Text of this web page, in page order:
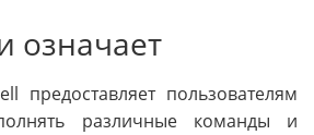
означает
предоставляет пользователям
различные команды и